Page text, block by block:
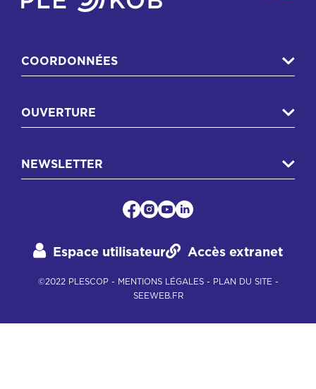
COORDONNÉES
OUVERTURE
NEWSLETTER
Espace utilisateur Accès extranet
©2022 PLESCOP - MENTIONS LÉGALES- PLAN DU SITE -
SEEWEB.FR